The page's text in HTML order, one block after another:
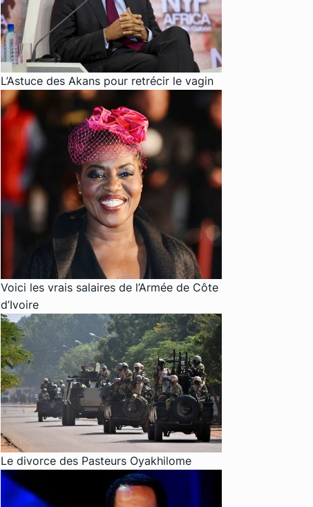
L’Astuce des Akans pour retrécir le vagin
Voici les vrais salaires de l’Armée de Côte
d’Ivoire
Le divorce des Pasteurs Oyakhilome